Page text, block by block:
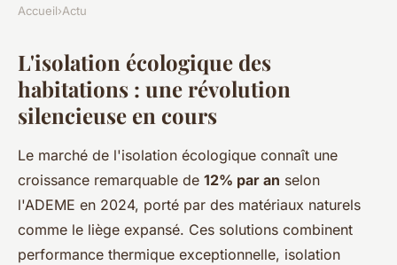
Pourquoi le liège expansé
change votre approche de
l'isolation durable
Elena•4 novembre 2025•7 min de lecture
Accueil›Actu
L'isolation écologique des
habitations : une révolution
silencieuse en cours
Le marché de l'isolation écologique connaît une
croissance remarquable de 12% par an selon
l'ADEME en 2024, porté par des matériaux naturels
comme le liège expansé. Ces solutions combinent
performance thermique exceptionnelle, isolation